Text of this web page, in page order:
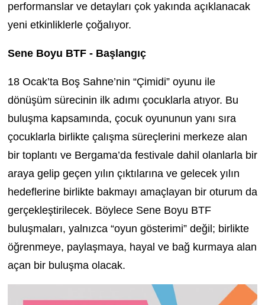
performanslar ve detayları çok yakında açıklanacak
yeni etkinliklerle çoğalıyor.
Sene Boyu BTF- Başlangıç
18 Ocak’ta Boş Sahne’nin “Çimidi” oyunu ile
dönüşüm sürecinin ilk adımı çocuklarla atıyor. Bu
buluşma kapsamında, çocuk oyununun yanı sıra
çocuklarla birlikte çalışma süreçlerini merkeze alan
bir toplantı ve Bergama’da festivale dahil olanlarla bir
araya gelip geçen yılın çıktılarına ve gelecek yılın
hedeflerine birlikte bakmayı amaçlayan bir oturum da
gerçekleştirilecek. Böylece Sene Boyu BTF
buluşmaları, yalnızca “oyun gösterimi” değil; birlikte
öğrenmeye, paylaşmaya, hayal ve bağ kurmaya alan
açan bir buluşma olacak.